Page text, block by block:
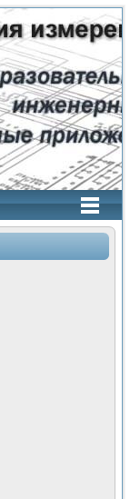
USB"
Интроскан
система
USB"
серии СКАН
тензометрия и т.п.)
параметров